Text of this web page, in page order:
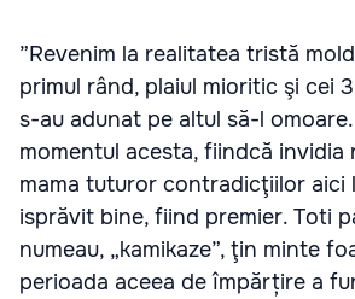
”Revenim la realitatea tristă
primul rând, plaiul mioritic şi cei
s-au adunat pe altul să-l
momentul acesta, fiindcă invidia
mama tuturor contradicţiilor aici
isprăvit bine, fiind premier. Toti
numeau, „kamikaze”, ţin minte
perioada aceea de împărțire a